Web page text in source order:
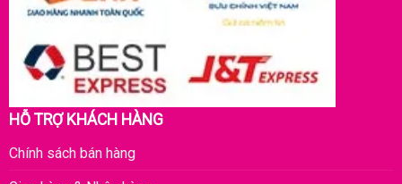
HỖ TRỢ KHÁCH HÀNG
Chính sách bán hàng